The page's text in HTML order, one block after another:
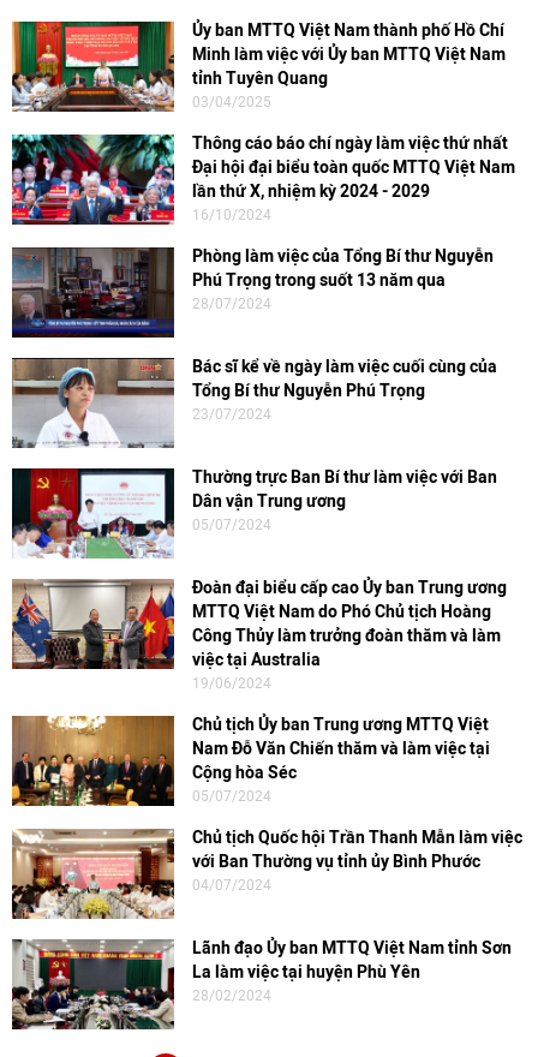
Ủy ban MTTQ Việt Nam thành phố Hồ Chí
Minh làm việc với Ủy ban MTTQ Việt Nam
tỉnh Tuyên Quang
03/04/2025
Thông cáo báo chí ngày làm việc thứ nhất
Đại hội đại biểu toàn quốc MTTQ Việt Nam
lần thứ X, nhiệm kỳ 2024 - 2029
16/10/2024
Phòng làm việc của Tổng Bí thư Nguyễn
Phú Trọng trong suốt 13 năm qua
28/07/2024
Bác sĩ kể về ngày làm việc cuối cùng của
Tổng Bí thư Nguyễn Phú Trọng
23/07/2024
Thường trực Ban Bí thư làm việc với Ban
Dân vận Trung ương
05/07/2024
Đoàn đại biểu cấp cao Ủy ban Trung ương
MTTQ Việt Nam do Phó Chủ tịch Hoàng
Công Thủy làm trưởng đoàn thăm và làm
việc tại Australia
19/06/2024
Chủ tịch Ủy ban Trung ương MTTQ Việt
Nam Đỗ Văn Chiến thăm và làm việc tại
Cộng hòa Séc
05/07/2024
Chủ tịch Quốc hội Trần Thanh Mẫn làm việc
với Ban Thường vụ tỉnh ủy Bình Phước
04/07/2024
Lãnh đạo Ủy ban MTTQ Việt Nam tỉnh Sơn
La làm việc tại huyện Phù Yên
28/02/2024